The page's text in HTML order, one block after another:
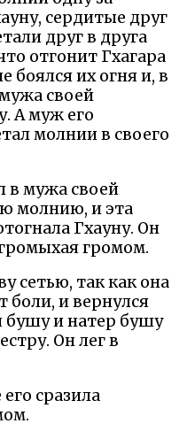
сердитые друг
друг в друга
отгонит Гхагара
боялся их огня и, в
своей
А муж его
молнии в своего
в мужа своей
молнию, и эта
Гхауну. Он
громом.
сетью, так как она
боли, и вернулся
бушу и натер бушу
Он лег в
сразила